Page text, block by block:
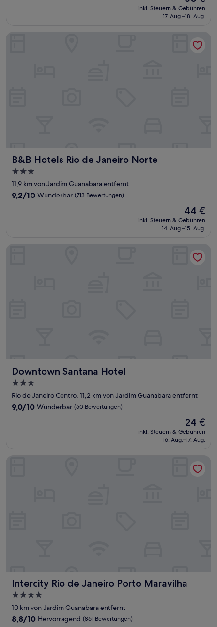
Preis
beträgt
inkl. Steuern & Gebühren
17. Aug.–18. Aug.
B&B Hotels Rio de Janeiro Norte
B&B Hotels Rio de Janeiro Norte
3.0-
Sterne-
Unterkunft
11,9 km von Jardim Guanabara entfernt
9.2
9,2/10 Wunderbar (713 Bewertungen)
Der
Preis
beträgt
44 €
inkl. Steuern & Gebühren
14. Aug.–15. Aug.
Downtown Santana Hotel
Downtown Santana Hotel
3.0-
Sterne-
Unterkunft
Rio de Janeiro Centro, 11,2 km von Jardim Guanabara entfernt
9.0
9,0/10 Wunderbar (60 Bewertungen)
Der
Preis
beträgt
24 €
inkl. Steuern & Gebühren
16. Aug.–17. Aug.
Downtown Santana Hotel
Intercity Rio de Janeiro Porto Maravilha
Intercity Rio de Janeiro Porto Maravilha
4.0-
Sterne-
Unterkunft
10 km von Jardim Guanabara entfernt
8.8
8,8/10 Hervorragend (861 Bewertungen)